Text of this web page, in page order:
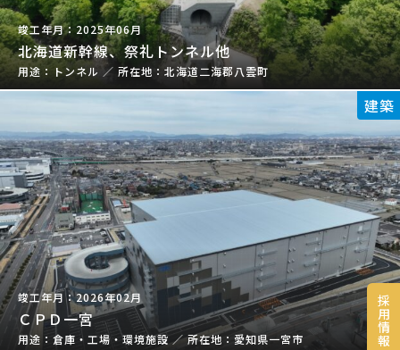
採
用
情
報
2025年06月
北海道新幹線、祭礼トンネル他
トンネル ／ 北海道二海郡八雲町
建築
2026年02月
ＣＰＤ一宮
倉庫・工場・環境施設 ／ 愛知県一宮市